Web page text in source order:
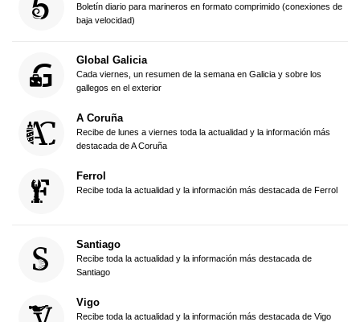
Boletín diario para marineros en formato comprimido (conexiones de
baja velocidad)
Global Galicia
Cada viernes, un resumen de la semana en Galicia y sobre los
gallegos en el exterior
A Coruña
Recibe de lunes a viernes toda la actualidad y la información más
destacada de A Coruña
Ferrol
Recibe toda la actualidad y la información más destacada de Ferrol
Santiago
Recibe toda la actualidad y la información más destacada de
Santiago
Vigo
Recibe toda la actualidad y la información más destacada de Vigo